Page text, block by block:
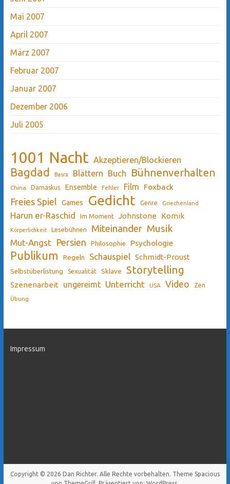
Mai 2007
April 2007
März 2007
Februar 2007
Januar 2007
Dezember 2006
Juli 2005
1001 Nacht Akzeptieren/Blockieren
Bagdad Basra Blättern Buch Bühnenverhalten
China Damaskus Ensemble Fehler Film Foxback
Freies Spiel Games Gedicht Genre Griechenland
Harun er-Raschid Im Moment Johnstone Komik
Körperlichkeit Lesebühnen Miteinander Musik
Mut-Angst Persien Philosophie Psychologie
Publikum Regeln Schauspiel Schmidt-Proust
Selbstüberlistung Sexualität Sklave Storytelling
Szenenarbeit ungereimt Unterricht USA Video Zen
Übung
Impressum
Copyright © 2026 Dan Richter. Alle Rechte vorbehalten. Theme Spacious